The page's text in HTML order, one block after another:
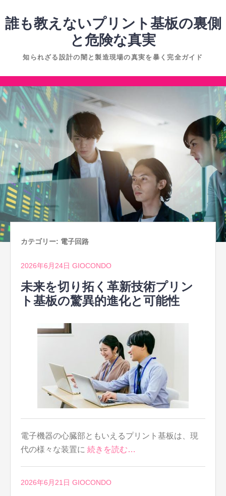
ン
へ
ス
キ
プ
誰も教えないプリント基板の裏側
と危険な真実
知られざる設計の闇と製造現場の真実を暴く完全ガイド
コ
ン
ン
ツ
ス
キ
ッ
プ
カテゴリー: 電子回路
2026年6月24日 GIOCONDO
未来を切り拓く革新技術プリン
ト基板の驚異的進化と可能性
電子機器の心臓部ともいえるプリント基板は、現
代の様々な装置に 続きを読む…
2026年6月21日 GIOCONDO